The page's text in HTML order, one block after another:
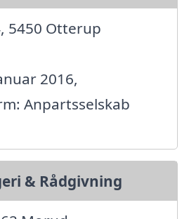
5450 Otterup
2016,
Anpartsselskab
& Rådgivning